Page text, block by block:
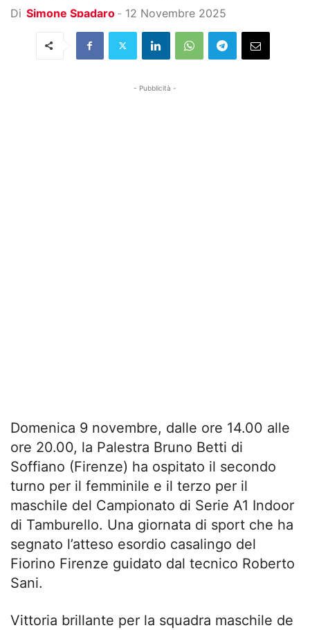
Di Simone Spadaro - 12 Novembre 2025
- Pubblicità -
Domenica 9 novembre, dalle ore 14.00 alle
ore 20.00, la Palestra Bruno Betti di
Soffiano (Firenze) ha ospitato il secondo
turno per il femminile e il terzo per il
maschile del Campionato di Serie A1 Indoor
di Tamburello. Una giornata di sport che ha
segnato l’atteso esordio casalingo del
Fiorino Firenze guidato dal tecnico Roberto
Sani.
Vittoria brillante per la squadra maschile de